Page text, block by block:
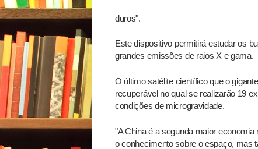
duros".
Este dispositivo permitirá estudar os
grandes emissões de raios X e gama.
O último satélite científico que o
recuperável no qual se realizarão 19
condições de microgravidade.
"A China é a segunda maior
o conhecimento sobre o espaço, mas